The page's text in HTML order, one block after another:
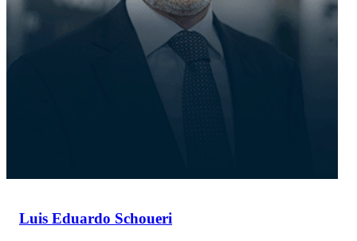
Luis Eduardo Schoueri